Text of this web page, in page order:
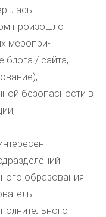
произошло
меропри-
блога / сайта,
безопасности в
образования